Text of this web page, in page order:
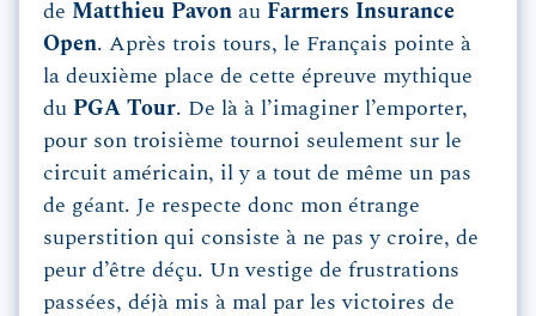
de Matthieu Pavon au Farmers Insurance
Open. Après trois tours, le Français pointe à
la deuxième place de cette épreuve mythique
du PGA Tour. De là à l’imaginer l’emporter,
pour son troisième tournoi seulement sur le
circuit américain, il y a tout de même un pas
de géant. Je respecte donc mon étrange
superstition qui consiste à ne pas y croire, de
peur d’être déçu. Un vestige de frustrations
passées, déjà mis à mal par les victoires de